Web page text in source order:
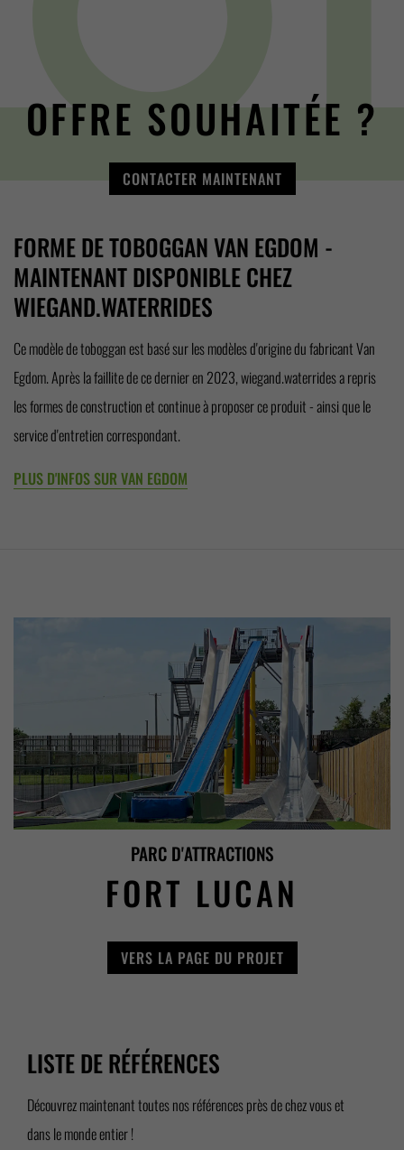
OFFRE SOUHAITÉE ?
CONTACTER MAINTENANT
FORME DE TOBOGGAN VAN EGDOM -
MAINTENANT DISPONIBLE CHEZ
WIEGAND.WATERRIDES
Ce modèle de toboggan est basé sur les modèles d'origine du fabricant Van
Egdom. Après la faillite de ce dernier en 2023, wiegand.waterrides a repris
les formes de construction et continue à proposer ce produit - ainsi que le
service d'entretien correspondant.
PLUS D'INFOS SUR VAN EGDOM
PARC D'ATTRACTIONS
FORT LUCAN
VERS LA PAGE DU PROJET
LISTE DE RÉFÉRENCES
Découvrez maintenant toutes nos références près de chez vous et
dans le monde entier !